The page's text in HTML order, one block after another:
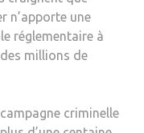
n’apporte une
réglementaire à
millions de
criminelle